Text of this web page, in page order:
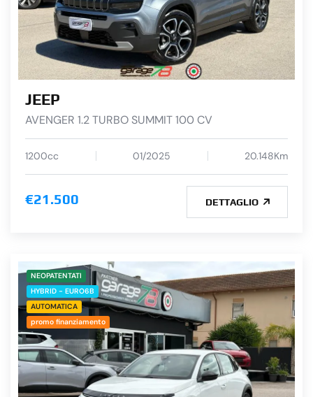
JEEP
AVENGER 1.2 TURBO SUMMIT 100 CV
1200cc 01/2025 20.148Km
€21.500 DETTAGLIO
NEOPATENTATI
HYBRID - EURO6B
AUTOMATICA
promo finanziamento